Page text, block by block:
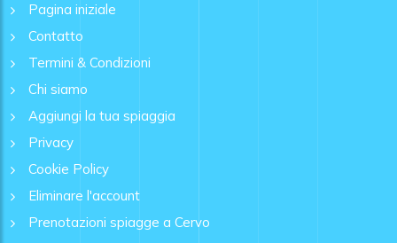
Pagina iniziale
Contatto
Termini & Condizioni
Chi siamo
Aggiungi la tua spiaggia
Privacy
Cookie Policy
Eliminare l'account
Prenotazioni spiagge a Cervo